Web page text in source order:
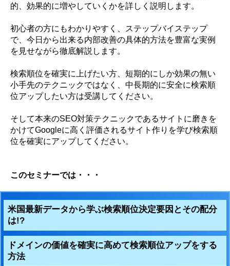
的、効果的に増やしていくかを詳しく説明します。
初心者の方にもわかりやすく、ステップバイステップ
で、今日から出来る内部改善の具体的方法を豊富な実例
を見せながら徹底解説します。
検索順位を確実に上げたい方、短期的にしか効果の無い
小手先のテクニックではなく、中長期的に安全に検索順
位アップしたい方は受講してください。
そして本来のSEO対策テクニックであるサイトに磨きを
かけてGoogleに高く評価されるサイト作りを学び検索順
位を確実にアップしてください。
このセミナーでは・・・
米国最新データから学ぶ検索順位決定要因とその配分
は!?
ドメインの価値を確実に高めて検索順位アップをする
方法